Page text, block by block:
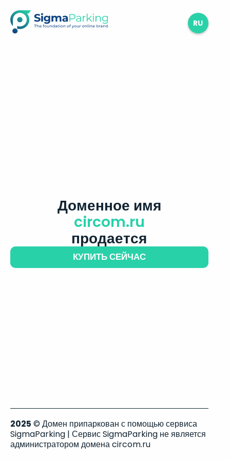
RU
Доменное имя
circom.ru
продается
КУПИТЬ СЕЙЧАС
2025 © Домен припаркован с помощью сервиса
SigmaParking | Сервис SigmaParking не является
администратором домена circom.ru